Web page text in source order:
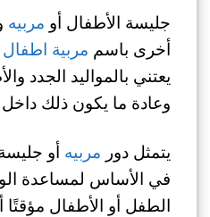
جليسة الأطفال أو مربيه
أخرى باسم مربية اطفال
يعتني بالمواليد الجدد
وعادة ما يكون ذلك داخل
يتمثل دور مربيه أو
في الأساس لمساعدة
الطفل أو الأطفال مؤقتًا